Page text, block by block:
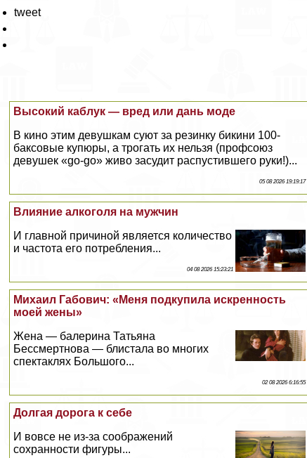
tweet
Высокий каблук — вред или дань моде
В кино этим дeвyшкам суют за резинку бикини 100-
баксовые купюры, а трогать их нельзя (профсоюз
дeвyшек «go-go» живо засудит распустившего руки!)...
05 08 2026 19:19:17
Влияние алкоголя на мужчин
И главной причиной является количество
и частота его потрeбления...
04 08 2026 15:23:21
Михаил Габович: «Меня подкупила искренность
моей жены»
Жена — балерина Татьяна
Бесcмepтнова — блистала во многих
спектаклях Большого...
02 08 2026 6:16:55
Долгая дорога к себе
И вовсе не из-за соображений
сохранности фигуры...